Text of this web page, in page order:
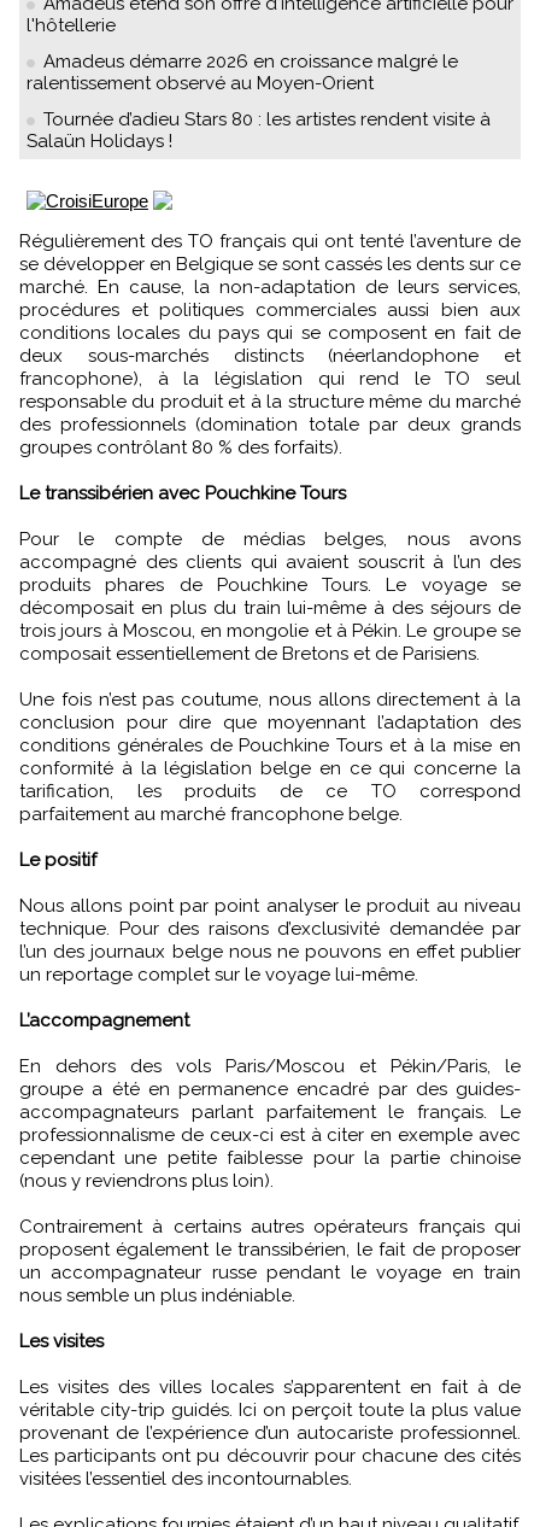
l'hôtellerie
Amadeus démarre 2026 en croissance malgré le
ralentissement observé au Moyen-Orient
Tournée d’adieu Stars 80 : les artistes rendent visite à
Salaün Holidays !
Régulièrement des TO français qui ont tenté l’aventure de
se développer en Belgique se sont cassés les dents sur ce
marché. En cause, la non-adaptation de leurs services,
procédures et politiques commerciales aussi bien aux
conditions locales du pays qui se composent en fait de
deux sous-marchés distincts (néerlandophone et
francophone), à la législation qui rend le TO seul
responsable du produit et à la structure même du marché
des professionnels (domination totale par deux grands
groupes contrôlant 80 % des forfaits).
Le transsibérien avec Pouchkine Tours
Pour le compte de médias belges, nous avons
accompagné des clients qui avaient souscrit à l’un des
produits phares de Pouchkine Tours. Le voyage se
décomposait en plus du train lui-même à des séjours de
trois jours à Moscou, en mongolie et à Pékin. Le groupe se
composait essentiellement de Bretons et de Parisiens.
Une fois n’est pas coutume, nous allons directement à la
conclusion pour dire que moyennant l’adaptation des
conditions générales de Pouchkine Tours et à la mise en
conformité à la législation belge en ce qui concerne la
tarification, les produits de ce TO correspond
parfaitement au marché francophone belge.
Le positif
Nous allons point par point analyser le produit au niveau
technique. Pour des raisons d’exclusivité demandée par
l’un des journaux belge nous ne pouvons en effet publier
un reportage complet sur le voyage lui-même.
L’accompagnement
En dehors des vols Paris/Moscou et Pékin/Paris, le
groupe a été en permanence encadré par des guides-
accompagnateurs parlant parfaitement le français. Le
professionnalisme de ceux-ci est à citer en exemple avec
cependant une petite faiblesse pour la partie chinoise
(nous y reviendrons plus loin).
Contrairement à certains autres opérateurs français qui
proposent également le transsibérien, le fait de proposer
un accompagnateur russe pendant le voyage en train
nous semble un plus indéniable.
Les visites
Les visites des villes locales s’apparentent en fait à de
véritable city-trip guidés. Ici on perçoit toute la plus value
provenant de l’expérience d’un autocariste professionnel.
Les participants ont pu découvrir pour chacune des cités
visitées l’essentiel des incontournables.